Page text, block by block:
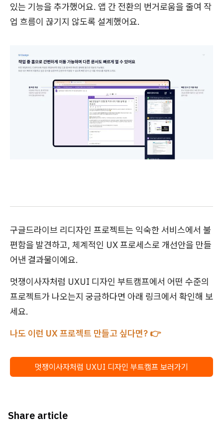
있는 기능을 추가했어요. 앱 간 전환의 번거로움을 줄여 작
업 흐름이 끊기지 않도록 설계했어요.
구글드라이브 리디자인 프로젝트는 익숙한 서비스에서 불
편함을 발견하고, 체계적인 UX 프로세스로 개선안을 만들
어낸 결과물이에요.
멋쟁이사자처럼 UXUI 디자인 부트캠프에서 어떤 수준의
프로젝트가 나오는지 궁금하다면 아래 링크에서 확인해 보
세요.
나도 이런 UX 프로젝트 만들고 싶다면? 👉
멋쟁이사자처럼 UXUI 디자인 부트캠프 보러가기
Share article